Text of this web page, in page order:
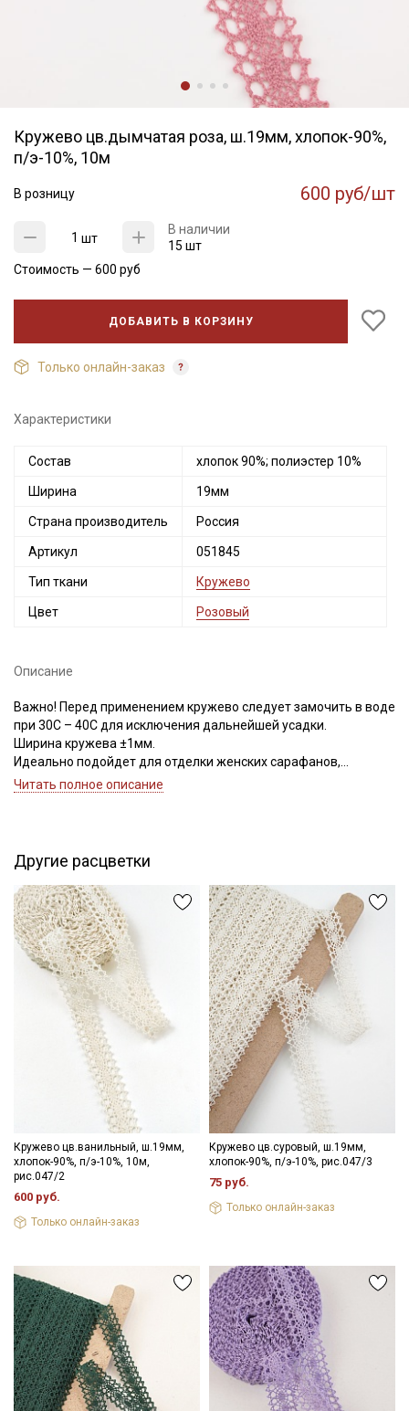
Кружево цв.дымчатая роза, ш.19мм, хлопок-90%,
п/э-10%, 10м
В розницу 600 руб/шт
шт
В наличии
15 шт
Стоимость — 600 руб
ДОБАВИТЬ В КОРЗИНУ
Только онлайн-заказ
Характеристики
Состав хлопок 90%; полиэстер 10%
Ширина 19мм
Страна производитель Россия
Артикул 051845
Тип ткани Кружево
Цвет Розовый
Описание
Важно! Перед применением кружево следует замочить в воде
при 30С – 40С для исключения дальнейшей усадки.
Ширина кружева ±1мм.
Идеально подойдет для отделки женских сарафанов,
платьев, юбок, рукавов.
Цветопередача может отличаться от оригинального цвета в
зависимости от настроек вашего монитора.
Читать полное описание
Другие расцветки
Кружево цв.ванильный, ш.19мм,
хлопок-90%, п/э-10%, 10м,
рис.047/2
600 руб.
Только онлайн-заказ
Кружево цв.суровый, ш.19мм,
хлопок-90%, п/э-10%, рис.047/3
75 руб.
Только онлайн-заказ